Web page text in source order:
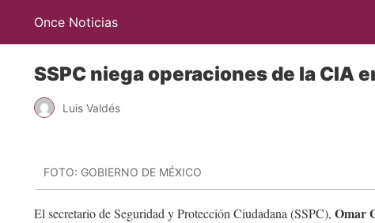
Once Noticias
SSPC niega operaciones de la CIA
Luis Valdés
FOTO: GOBIERNO DE MÉXICO
El secretario de Seguridad y Protección Ciudadana (SSPC), Omar